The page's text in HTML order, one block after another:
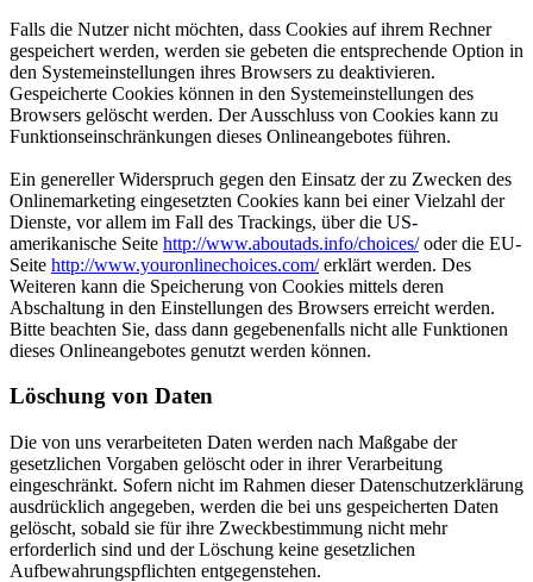
Falls die Nutzer nicht möchten, dass Cookies auf ihrem Rechner
gespeichert werden, werden sie gebeten die entsprechende Option in
den Systemeinstellungen ihres Browsers zu deaktivieren.
Gespeicherte Cookies können in den Systemeinstellungen des
Browsers gelöscht werden. Der Ausschluss von Cookies kann zu
Funktionseinschränkungen dieses Onlineangebotes führen.
Ein genereller Widerspruch gegen den Einsatz der zu Zwecken des
Onlinemarketing eingesetzten Cookies kann bei einer Vielzahl der
Dienste, vor allem im Fall des Trackings, über die US-
amerikanische Seite http://www.aboutads.info/choices/oder die EU-
Seite http://www.youronlinechoices.com/erklärt werden. Des
Weiteren kann die Speicherung von Cookies mittels deren
Abschaltung in den Einstellungen des Browsers erreicht werden.
Bitte beachten Sie, dass dann gegebenenfalls nicht alle Funktionen
dieses Onlineangebotes genutzt werden können.
Löschung von Daten
Die von uns verarbeiteten Daten werden nach Maßgabe der
gesetzlichen Vorgaben gelöscht oder in ihrer Verarbeitung
eingeschränkt. Sofern nicht im Rahmen dieser Datenschutzerklärung
ausdrücklich angegeben, werden die bei uns gespeicherten Daten
gelöscht, sobald sie für ihre Zweckbestimmung nicht mehr
erforderlich sind und der Löschung keine gesetzlichen
Aufbewahrungspflichten entgegenstehen.